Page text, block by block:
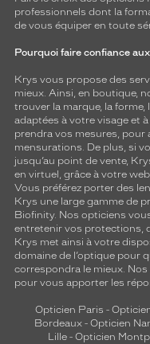
professionnels dont la
de vous équiper en toute
Pourquoi faire confiance
Krys vous propose des
mieux. Ainsi, en boutique,
trouver la marque, la
adaptées à votre visage et
prendra vos mesures, pour
mensurations. De plus, si
jusqu’au point de vente,
en virtuel, grâce à votre
Vous préférez porter des
Krys une large gamme de
Biofinity. Nos opticiens
entretenir vos protections,
Krys met ainsi à votre
domaine de l’optique pour
correspondra le mieux.
pour vous apporter les
Opticien Paris -
Bordeaux- Opticien
Lille - Opticien